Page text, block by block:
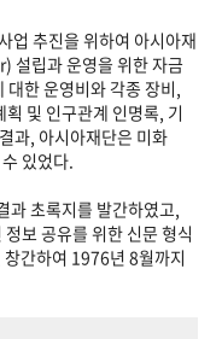
업 추진을 위하여 아시아재
립과 운영을 위한 자금
대한 운영비와 각종 장비,
및 인구관계 인명록, 기
과, 아시아재단은 미화
있었다.
과 초록지를 발간하였고,
보 공유를 위한 신문 형식
창간하여 1976년 8월까지